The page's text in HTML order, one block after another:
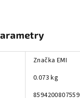
Značka EMI
0.073 kg
8594200807559